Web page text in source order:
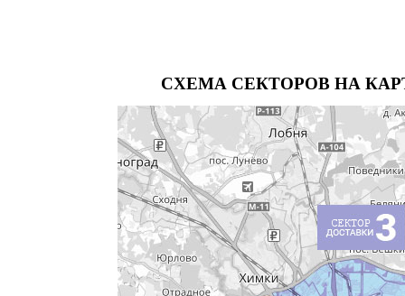
СХЕМА СЕКТОРОВ НА